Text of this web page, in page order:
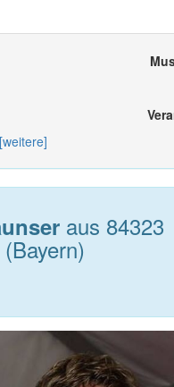
[weitere]
aus 84323